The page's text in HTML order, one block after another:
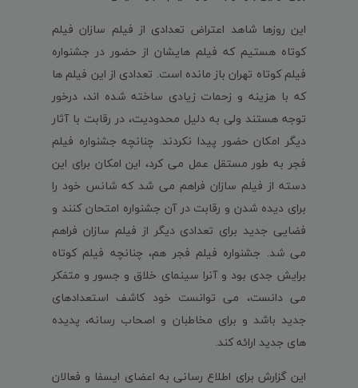
این روزها شاهد اعتراض تعدادی از فیلم سازان فیلم
کوتاه هستیم که فیلم هایشان از حضور در جشنواره
فیلم کوتاه تهران باز مانده است. تعدادی از این فیلم ها
که با هزینه و زحمات زیادی ساخته شده اند، درخور
توجه هستند ولی به دلیل محدودیت، در رقابت با آثار
دیگر امکان حضور پیدا نکردند. چنانچه جشنواره فیلم
فجر به طور مستقل عمل می کرد، این امکان برای این
دسته از فیلم سازان فراهم می شد که شانس خود را
برای دیده شدن و رقابت در آن جشنواره امتحان کنند و
فضایی جدید برای تعدادی دیگر از فیلم سازان فراهم
می شد. جشنواره فیلم فجر هم، چنانچه فیلم کوتاه
برایش جدی بود و آنرا سینمای خلاق و جسور و متفکر
می دانست، می توانست خود کاشف استعدادهای
جدید باشد و برای مخاطبان و اصحاب رسانه، پدیده
های جدید ارائه کند.
این گزارش برای اطلاع رسانی به اعضای ایسفا و فعالان